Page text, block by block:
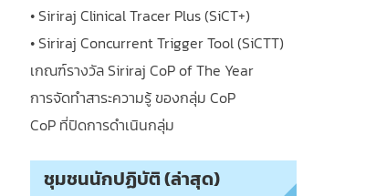
• Siriraj Clinical Tracer Plus (SiCT+)
• Siriraj Concurrent Trigger Tool (SiCTT)
เกณฑ์รางวัล Siriraj CoP of The Year
การจัดทำสาระความรู้ ของกลุ่ม CoP
CoP ที่ปิดการดำเนินกลุ่ม
ชุมชนนักปฏิบัติ (ล่าสุด)